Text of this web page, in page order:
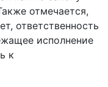
отмечается,
ответственность
исполнение
к